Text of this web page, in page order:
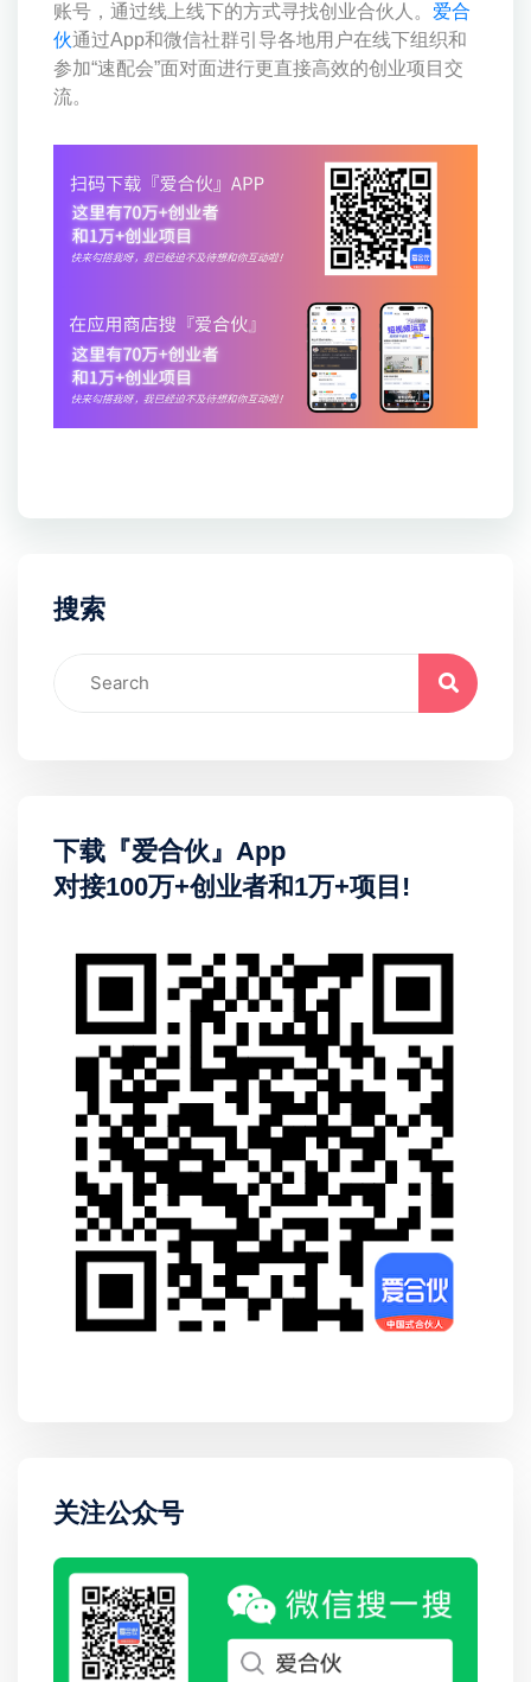
账号，通过线上线下的方式寻找创业合伙人。 爱合
伙通过App和微信社群引导各地用户在线下组织和
参加“速配会”面对面进行更直接高效的创业项目交
流。
搜索
下载『爱合伙』App
对接100万+创业者和1万+项目!
关注公众号